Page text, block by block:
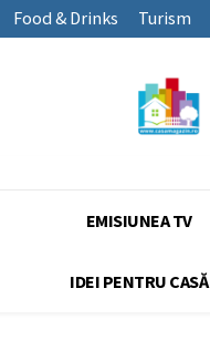
Food & Drinks Turism
EMISIUNEA TV
IDEI PENTRU CASĂ